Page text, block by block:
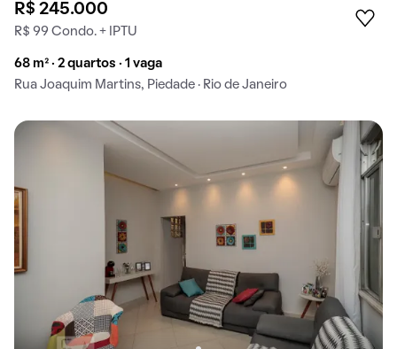
R$ 245.000
R$ 99 Condo. + IPTU
68 m² · 2 quartos · 1 vaga
Rua Joaquim Martins, Piedade · Rio de Janeiro